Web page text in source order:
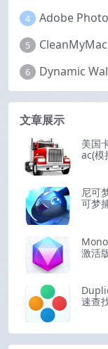
4
5
6
文章展示
美国
ac(模
尼可
可梦
激活
速查